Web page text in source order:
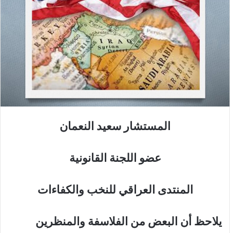
المستشار سعيد النعمان
عضو اللجنة القانونية
المنتدى العراقي للنخب والكفاءات
يلاحظ أن البعض من الفلاسفة والمنظرين